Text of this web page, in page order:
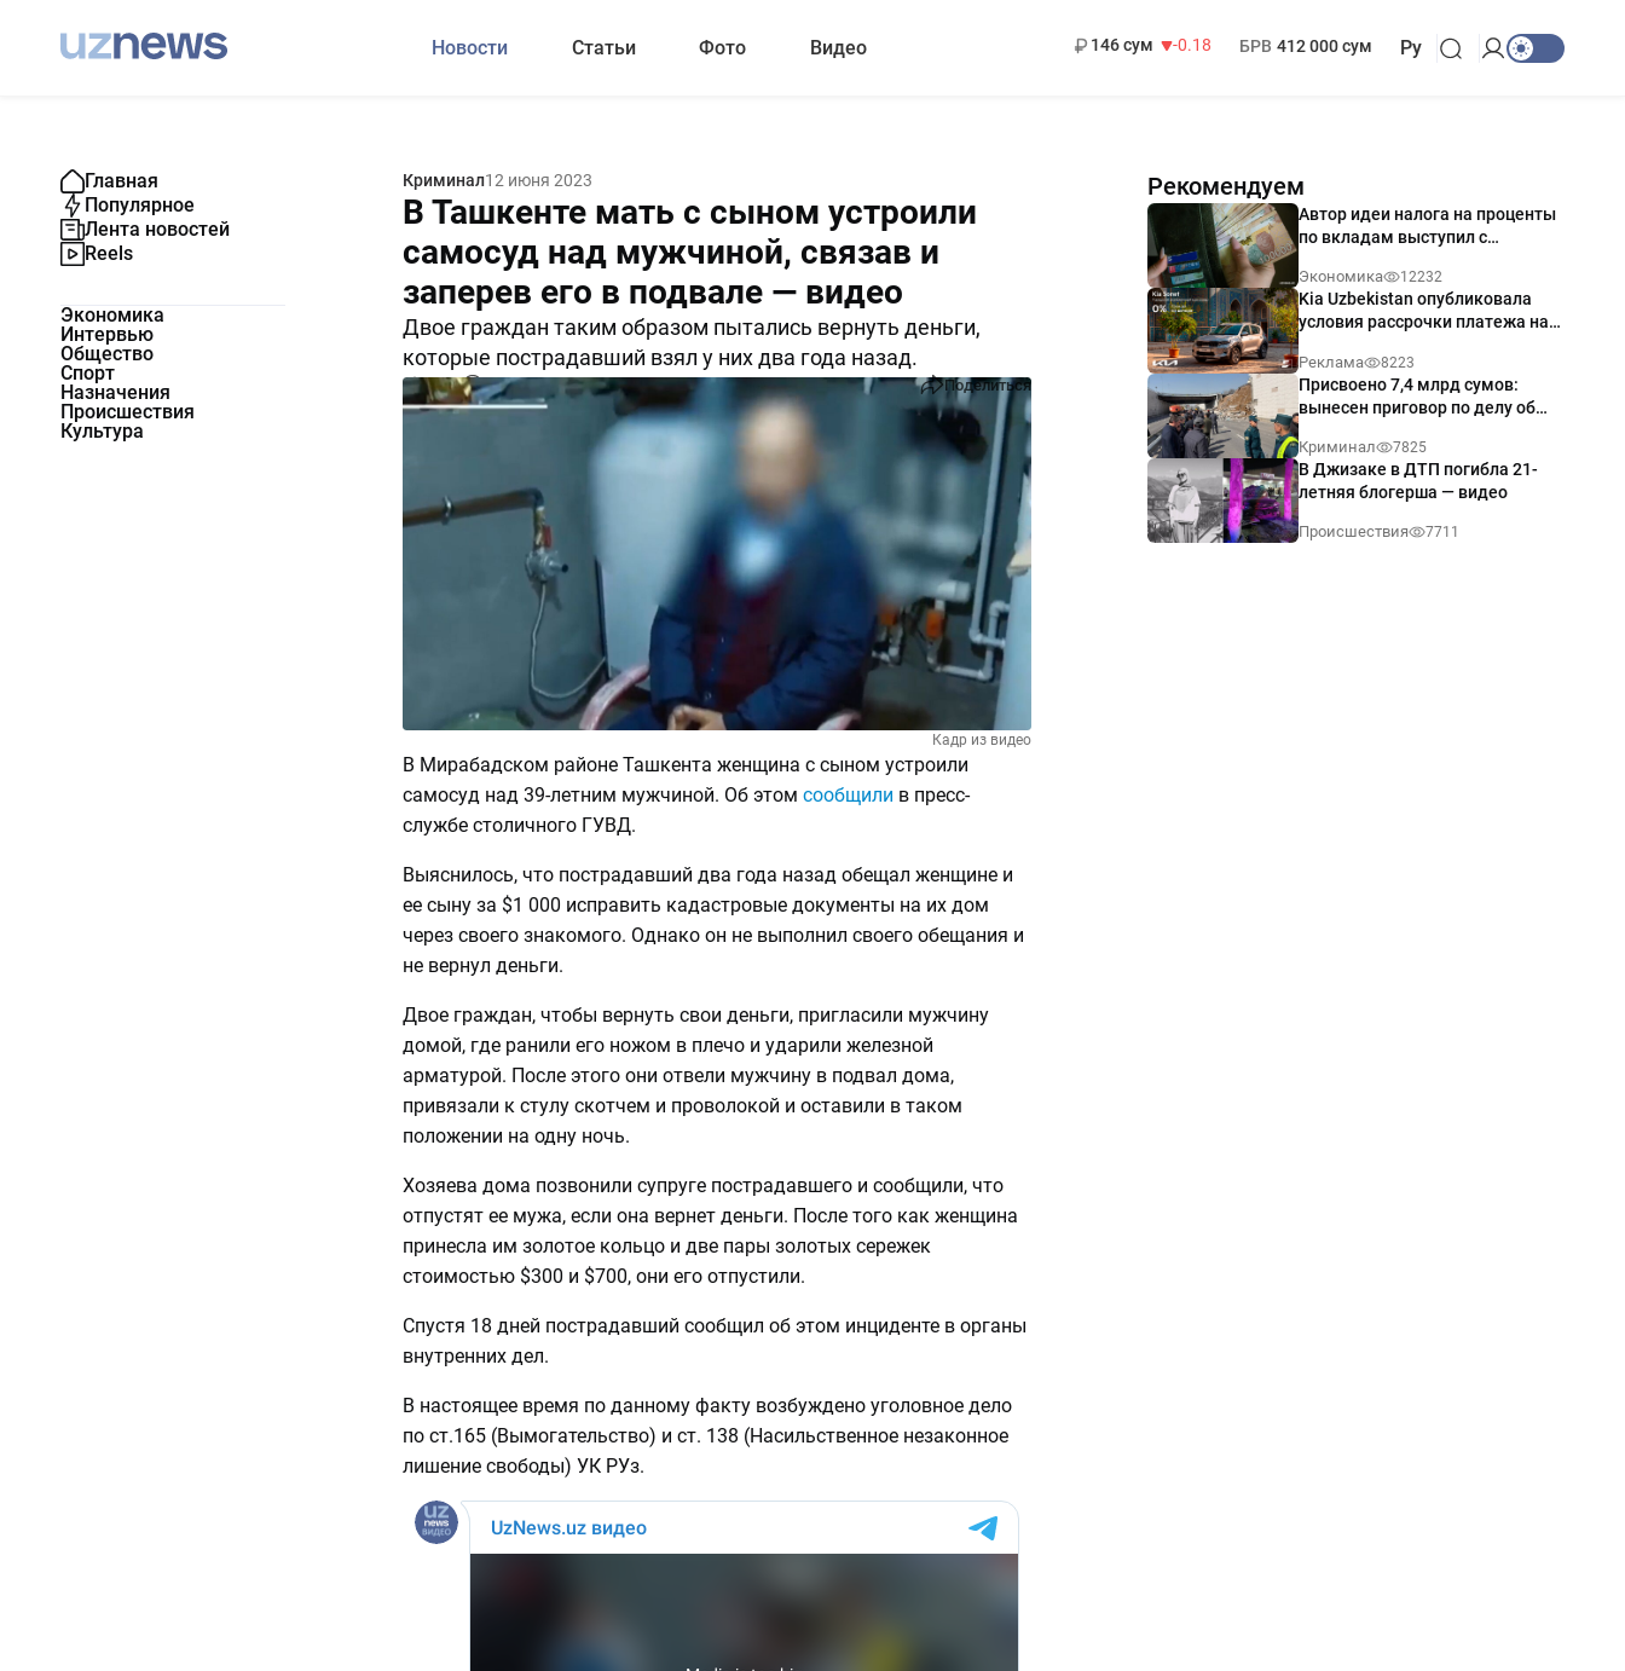
Новости Статьи Фото Видео
146 сум
-0.18
БРВ 412 000 сум Ру
Главная
Популярное
Лента новостей
Reels
Экономика
Интервью
Общество
Спорт
Назначения
Происшествия
Культура
Криминал12 июня 2023
В Ташкенте мать с сыном устроили
самосуд над мужчиной, связав и
заперев его в подвале — видео
Двое граждан таким образом пытались вернуть деньги,
которые пострадавший взял у них два года назад.
8080 0 Поделиться
Кадр из видео
В Мирабадском районе Ташкента женщина с сыном устроили
самосуд над 39-летним мужчиной. Об этом сообщили в пресс-
службе столичного ГУВД.
Выяснилось, что пострадавший два года назад обещал женщине и
ее сыну за $1 000 исправить кадастровые документы на их дом
через своего знакомого. Однако он не выполнил своего обещания и
не вернул деньги.
Двое граждан, чтобы вернуть свои деньги, пригласили мужчину
домой, где ранили его ножом в плечо и ударили железной
арматурой. После этого они отвели мужчину в подвал дома,
привязали к стулу скотчем и проволокой и оставили в таком
положении на одну ночь.
Хозяева дома позвонили супруге пострадавшего и сообщили, что
отпустят ее мужа, если она вернет деньги. После того как женщина
принесла им золотое кольцо и две пары золотых сережек
стоимостью $300 и $700, они его отпустили.
Спустя 18 дней пострадавший сообщил об этом инциденте в органы
внутренних дел.
В настоящее время по данному факту возбуждено уголовное дело
по ст.165 (Вымогательство) и ст. 138 (Насильственное незаконное
лишение свободы) УК РУз.
Рекомендуем
Автор идеи налога на проценты
по вкладам выступил с
Экономика 12232
Kia Uzbekistan опубликовала
условия рассрочки платежа на
годовых
Реклама 8223
Присвоено 7,4 млрд сумов:
вынесен приговор по делу об
Ташкенте
Криминал 7825
В Джизаке в ДТП погибла 21-
летняя блогерша — видео
Происшествия 7711